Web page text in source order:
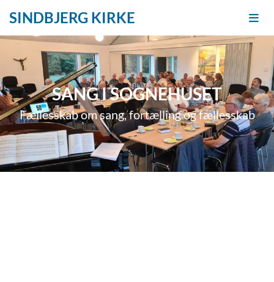
SINDBJERG KIRKE
SANG I SOGNEHUSET
Fællesskab om sang, fortælling og fællesskab